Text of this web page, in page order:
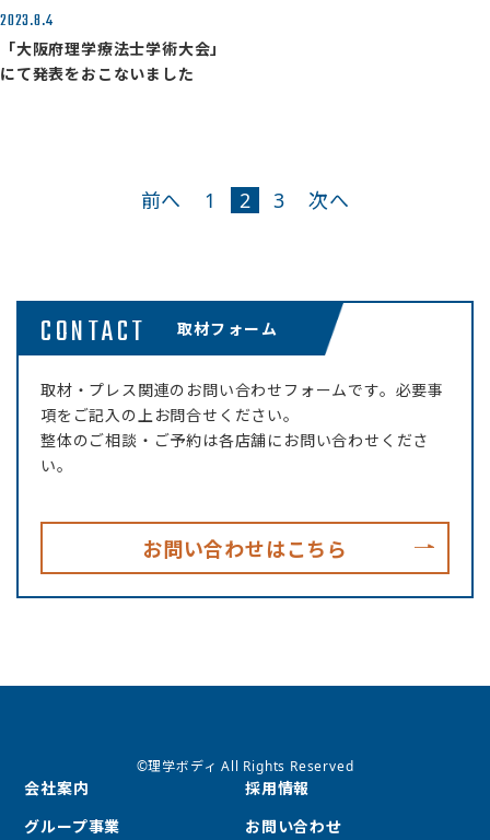
CONTACT
2023.8.4
「大阪府理学療法士学術大会」
にて発表をおこないました
前へ 1 2 3 次へ
CONTACT 取材フォーム
取材・プレス関連のお問い合わせフォームです。必要事
項をご記入の上お問合せください。
整体のご相談・ご予約は各店舗にお問い合わせくださ
い。
お問い合わせはこちら
会社案内
グループ事業
採用情報
お問い合わせ
©理学ボディ All Rights Reserved